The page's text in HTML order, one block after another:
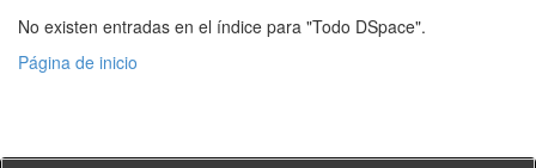
No existen entradas en el índice para "Todo DSpace".
Página de inicio